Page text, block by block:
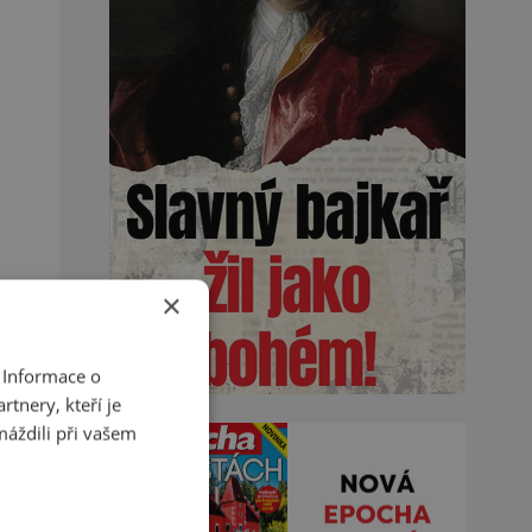
×
o
kteří je
při vašem